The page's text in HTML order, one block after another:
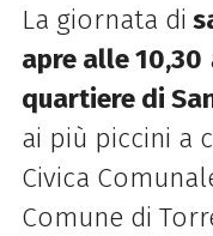
La giornata di
apre alle 10,30
quartiere di
ai più piccini a
Civica
Comune di